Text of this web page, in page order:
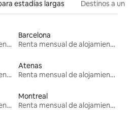
estadías largas Destinos a un
Renta mensual de alojamientos
Barcelona
Renta mensual de alojamientos
Renta mensual de alojamientos
Atenas
Renta mensual de alojamientos
Renta mensual de alojamientos
Montreal
Renta mensual de alojamientos